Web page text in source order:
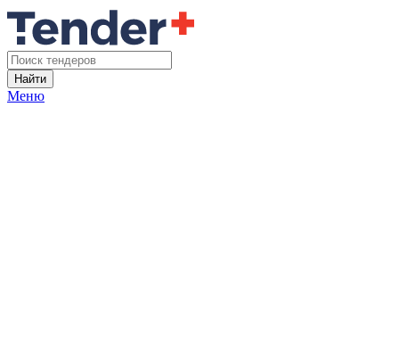
Найти
Меню